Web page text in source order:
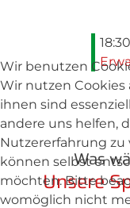
Was
Unsere
Wir benutzen
Wir nutzen Cookies
ihnen sind
andere uns helfen,
Nutzererfahrung zu
können selbst
möchten. Bitte
womöglich nicht